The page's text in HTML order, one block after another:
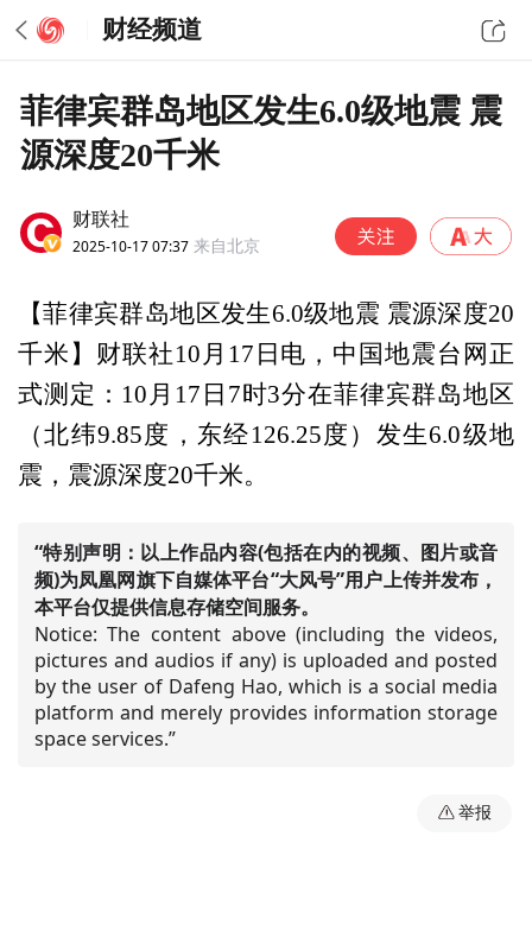
财经频道
菲律宾群岛地区发生6.0级地震 震
源深度20千米
财联社
2025-10-17 07:37 来自北京
【菲律宾群岛地区发生6.0级地震 震源深度20
千米】财联社10月17日电，中国地震台网正
式测定：10月17日7时3分在菲律宾群岛地区
（北纬9.85度，东经126.25度）发生6.0级地
震，震源深度20千米。
“特别声明：以上作品内容(包括在内的视频、图片或音
频)为凤凰网旗下自媒体平台“大风号”用户上传并发布，
本平台仅提供信息存储空间服务。
Notice: The content above (including the videos,
pictures and audios if any) is uploaded and posted
by the user of Dafeng Hao, which is a social media
platform and merely provides information storage
space services.”
举报